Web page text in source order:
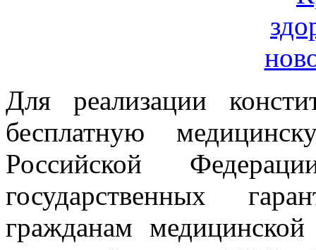
Для реализации
бесплатную
Российской
государственных
гражданам